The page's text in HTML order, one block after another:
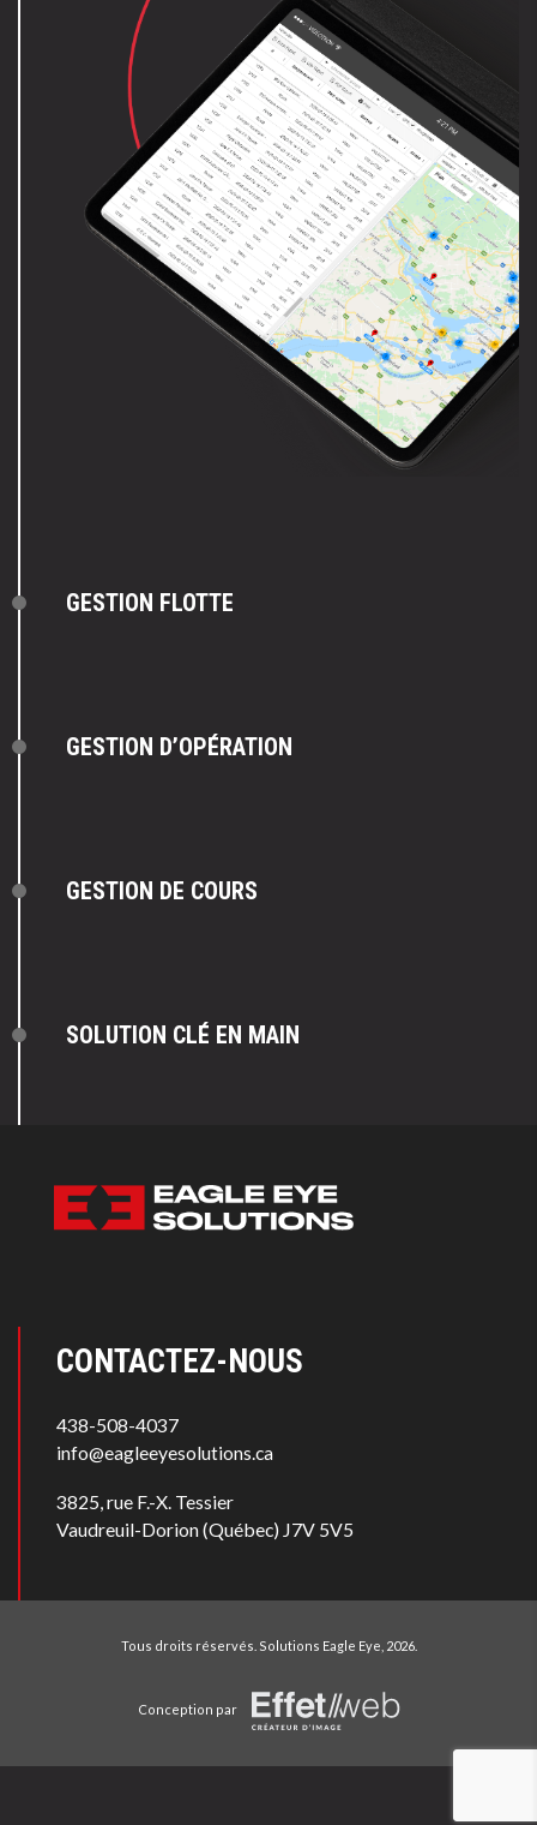
GESTION FLOTTE
GESTION D’OPÉRATION
GESTION DE COURS
SOLUTION CLÉ EN MAIN
CONTACTEZ-NOUS
438-508-4037
info@eagleeyesolutions.ca
3825, rue F.-X. Tessier
Vaudreuil-Dorion (Québec) J7V 5V5
Tous droits réservés. Solutions Eagle Eye , 2026.
Conception par